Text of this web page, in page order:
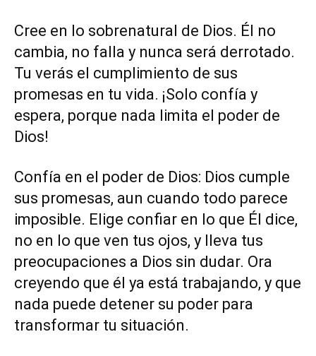
Cree en lo sobrenatural de Dios. Él no
cambia, no falla y nunca será derrotado.
Tu verás el cumplimiento de sus
promesas en tu vida. ¡Solo confía y
espera, porque nada limita el poder de
Dios!
Confía en el poder de Dios: Dios cumple
sus promesas, aun cuando todo parece
imposible. Elige confiar en lo que Él dice,
no en lo que ven tus ojos, y lleva tus
preocupaciones a Dios sin dudar. Ora
creyendo que él ya está trabajando, y que
nada puede detener su poder para
transformar tu situación.